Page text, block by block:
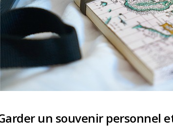
un souvenir personnel